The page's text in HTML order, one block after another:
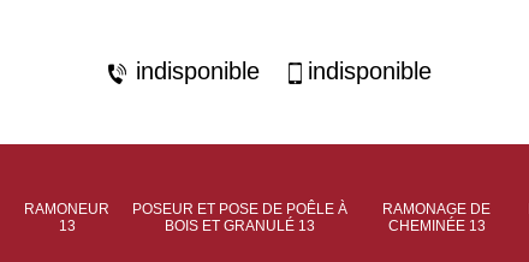
indisponible indisponible
RAMONEUR
13
POSEUR ET POSE DE POÊLE À
BOIS ET GRANULÉ 13
RAMONAGE DE
CHEMINÉE 13